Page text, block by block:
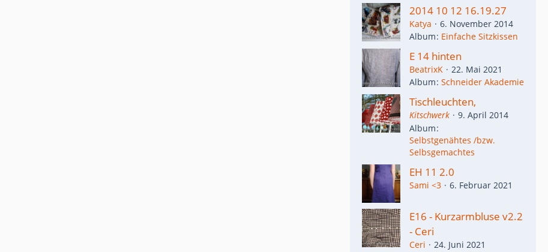
2014 10 12 16.19.27
Katya
6. November 2014
Album Einfache Sitzkissen
E 14 hinten
BeatrixK
22. Mai 2021
Album Schneider Akademie
Tischleuchten,
Kitschwerk
9. April 2014
Album
Selbstgenähtes /bzw.
Selbsgemachtes
EH 11 2.0
Sami <3 6. Februar 2021
E16 - Kurzarmbluse v2.2
- Ceri
Ceri
24. Juni 2021